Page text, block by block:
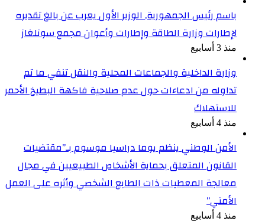
باسم رئيس الجمهورية, الوزير الأول يعرب عن بالغ تقديره
لإطارات وزارة الطاقة وإطارات وأعوان مجمع سونلغاز
منذ 3 أسابيع
وزارة الداخلية والجماعات المحلية والنقل تنفي ما تم
تداوله من ادعاءات حول عدم صلاحية فاكهة البطيخ الأحمر
للاستهلاك
منذ 4 أسابيع
الأمن الوطني ينظم يوما دراسيا موسوم بـ”مقتضيات
القانون المتعلق بحماية الأشخاص الطبيعيين في مجال
معالجة المعطيات ذات الطابع الشخصي وأثره على العمل
الأمني”
منذ 4 أسابيع